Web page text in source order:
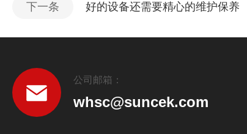
下一条 好的设备还需要精心的维护保养
公司邮箱：
whsc@suncek.com